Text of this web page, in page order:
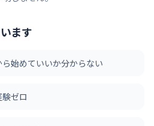
ます
始めていいか分からない
ゼロ